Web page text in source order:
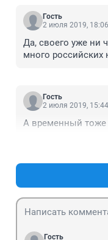
Гость
2 июля 2019, 18:06
Да, своего уже ни
много российских
Гость
2 июля 2019, 15:44
А временный тоже
Гость